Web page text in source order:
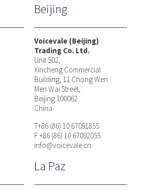
Beijing
Voicevale (Beijing)
Trading Co. Ltd.
Unit 502,
Xincheng Commercial
Building, 11 Chong Wen
Men Wai Street,
Beijing 100062
China
T+86 (86) 10 67091855
F +86 (86) 10 67092055
info@voicevale.cn
La Paz